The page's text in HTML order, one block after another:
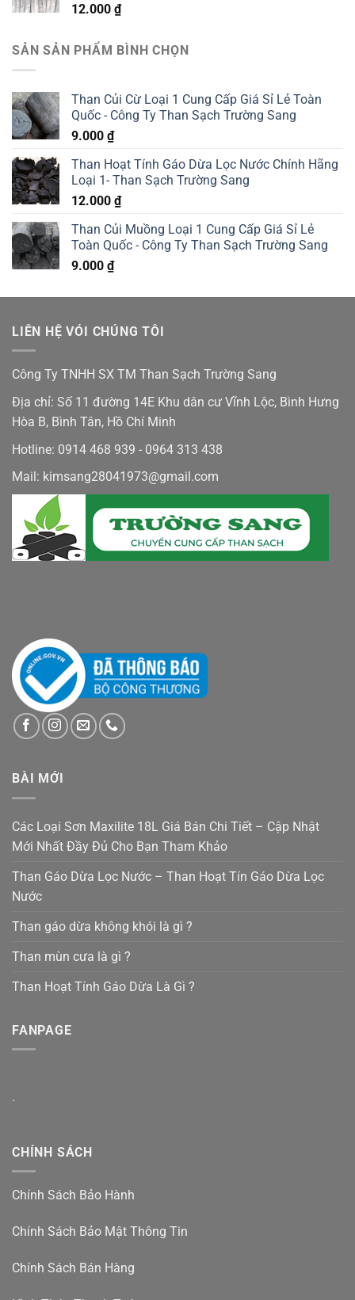
12.000 ₫
SẢN SẢN PHẨM BÌNH CHỌN
Than Củi Cừ Loại 1 Cung Cấp Giá Sỉ Lẻ Toàn
Quốc - Công Ty Than Sạch Trường Sang
9.000 ₫
Than Hoạt Tính Gáo Dừa Lọc Nước Chính Hãng
Loại 1- Than Sạch Trường Sang
12.000 ₫
Than Củi Muồng Loại 1 Cung Cấp Giá Sỉ Lẻ
Toàn Quốc - Công Ty Than Sạch Trường Sang
9.000 ₫
LIÊN HỆ VÓI CHÚNG TÔI
Công Ty TNHH SX TM Than Sạch Trường Sang
Địa chỉ: Số 11 đường 14E Khu dân cư Vĩnh Lộc, Bình Hưng
Hòa B, Bình Tân, Hồ Chí Minh
Hotline: 0914 468 939 - 0964 313 438
Mail: kimsang28041973@gmail.com
BÀI MỚI
Các Loại Sơn Maxilite 18L Giá Bán Chi Tiết – Cập Nhật
Mới Nhất Đầy Đủ Cho Bạn Tham Khảo
Than Gáo Dừa Lọc Nước – Than Hoạt Tín Gáo Dừa Lọc
Nước
Than gáo dừa không khói là gì ?
Than mùn cưa là gì ?
Than Hoạt Tính Gáo Dừa Là Gì ?
FANPAGE
.
CHÍNH SÁCH
Chính Sách Bảo Hành
Chính Sách Bảo Mật Thông Tin
Chính Sách Bán Hàng